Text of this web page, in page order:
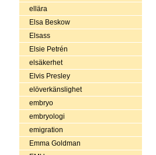
ellära
Elsa Beskow
Elsass
Elsie Petrén
elsäkerhet
Elvis Presley
elöverkänslighet
embryo
embryologi
emigration
Emma Goldman